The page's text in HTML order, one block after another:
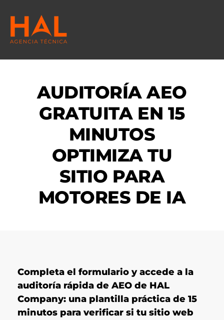
AUDITORÍA AEO
GRATUITA EN 15
MINUTOS
OPTIMIZA TU
SITIO PARA
MOTORES DE IA
Completa el formulario y accede a la
auditoría rápida de AEO de HAL
Company: una plantilla práctica de 15
minutos para verificar si tu sitio web